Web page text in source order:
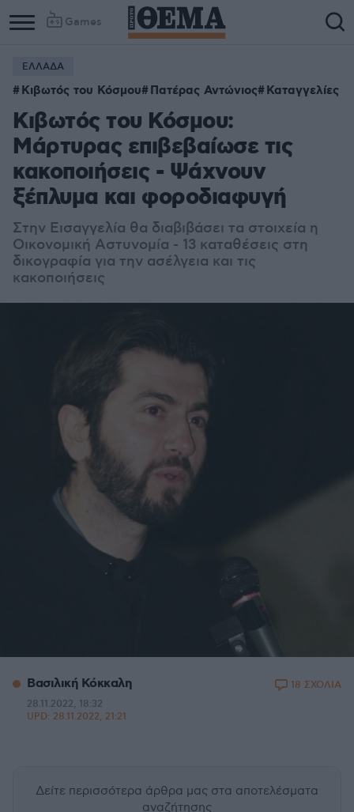
Games
ΕΛΛΑΔΑ
Κιβωτός του Κόσμου Πατέρας Αντώνιος Καταγγελίες
Κιβωτός του Κόσμου:
Μάρτυρας επιβεβαίωσε τις
κακοποιήσεις - Ψάχνουν
ξέπλυμα και φοροδιαφυγή
Στην Εισαγγελία θα διαβιβάσει τα στοιχεία η
Οικονομική Αστυνομία - 13 καταθέσεις στη
δικογραφία για την ασέλγεια και τις
κακοποιήσεις
Βασιλική Κόκκαλη
28.11.2022, 18:32
UPD: 28.11.2022, 21:21
18 ΣΧΟΛΙΑ
Δείτε περισσότερα άρθρα μας στα αποτελέσματα
αναζήτησης